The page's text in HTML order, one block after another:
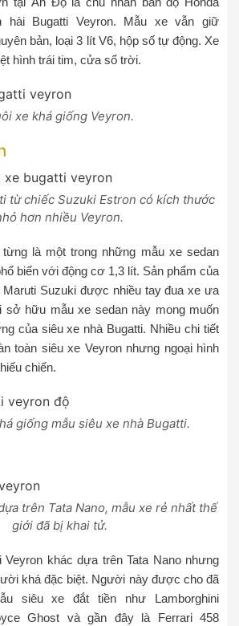
hài Bugatti Veyron. Mẫu xe vẫn giữ
bản, loại 3 lít V6, hộp số tự động. Xe
hình trái tim, cửa sổ trời.
xe khá giống Veyron.
từ chiếc Suzuki Estron có kích thước
hơn nhiều Veyron.
là một trong những mẫu xe sedan
biến với động cơ 1,3 lít. Sản phẩm của
Maruti Suzuki được nhiều tay đua xe ưa
sở hữu mẫu xe sedan này mong muốn
của siêu xe nhà Bugatti. Nhiều chi tiết
toàn siêu xe Veyron nhưng ngoại hình
chiến.
giống mẫu siêu xe nhà Bugatti.
trên Tata Nano, mẫu xe rẻ nhất thế
giới đã bị khai tử.
Veyron khác dựa trên Tata Nano nhưng
khá đặc biệt. Người này được cho đã
siêu xe đắt tiền như Lamborghini
Ghost và gần đây là Ferrari 458